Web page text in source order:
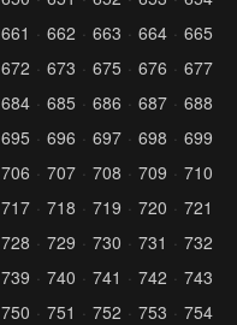
661 662 663 664
665
672 673 675 676
677
684 685 686 687
688
695 696 697 698
699
706 707 708 709
710
717 718 719 720
721
728 729 730 731
732
739 740 741 742
743
750 751 752 753
754